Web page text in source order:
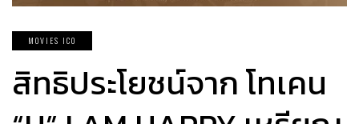
MOVIES ICO
สิทธิประโยชน์จาก โทเคน